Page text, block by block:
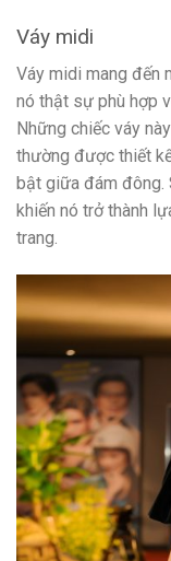
Váy midi
Váy midi mang đến
nó thật sự phù hợp
Những chiếc váy
thường được thiết
bật giữa đám đông.
khiến nó trở thành
trang.